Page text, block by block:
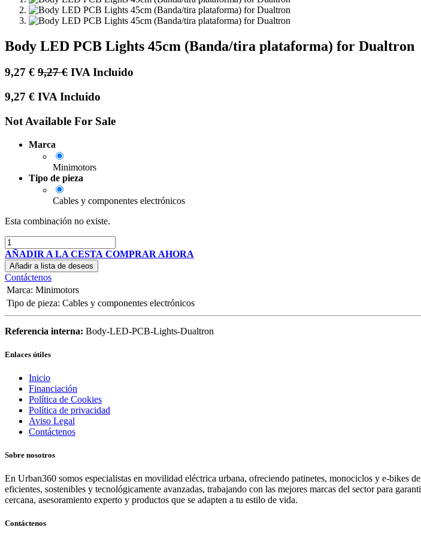
Body LED PCB Lights 45cm (Banda/tira plataforma) for Dualtron
9,27 € 9,27€ IVA Incluido
9,27 € IVA Incluido
Not Available For Sale
Marca
Minimotors
Tipo de pieza
Cables y componentes electrónicos
Esta combinación no existe.
AÑADIR A LA CESTA COMPRAR AHORA
Añadir a lista de deseos
Contáctenos
Marca: Minimotors
Tipo de pieza: Cables y componentes electrónicos
Referencia interna: Body-LED-PCB-Lights-Dualtron
Enlaces útiles
Inicio
Financiación
Política de Cookies
Política de privacidad
Aviso Legal
Contáctenos
Sobre nosotros
En Urban360 somos especialistas en movilidad eléctrica urbana, ofreciendo patinetes, monociclos y e-bikes
eficientes, sostenibles y tecnológicamente avanzadas, trabajando con las mejores marcas del sector para
cercana, asesoramiento experto y productos que se adapten a tu estilo de vida.
Contáctenos